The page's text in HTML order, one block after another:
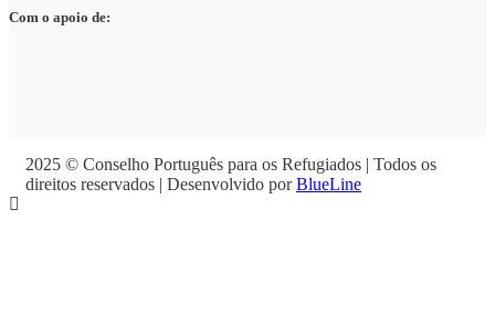
Com o apoio de:
2025 © Conselho Português para os Refugiados | Todos os
direitos reservados | Desenvolvido porBlueLine